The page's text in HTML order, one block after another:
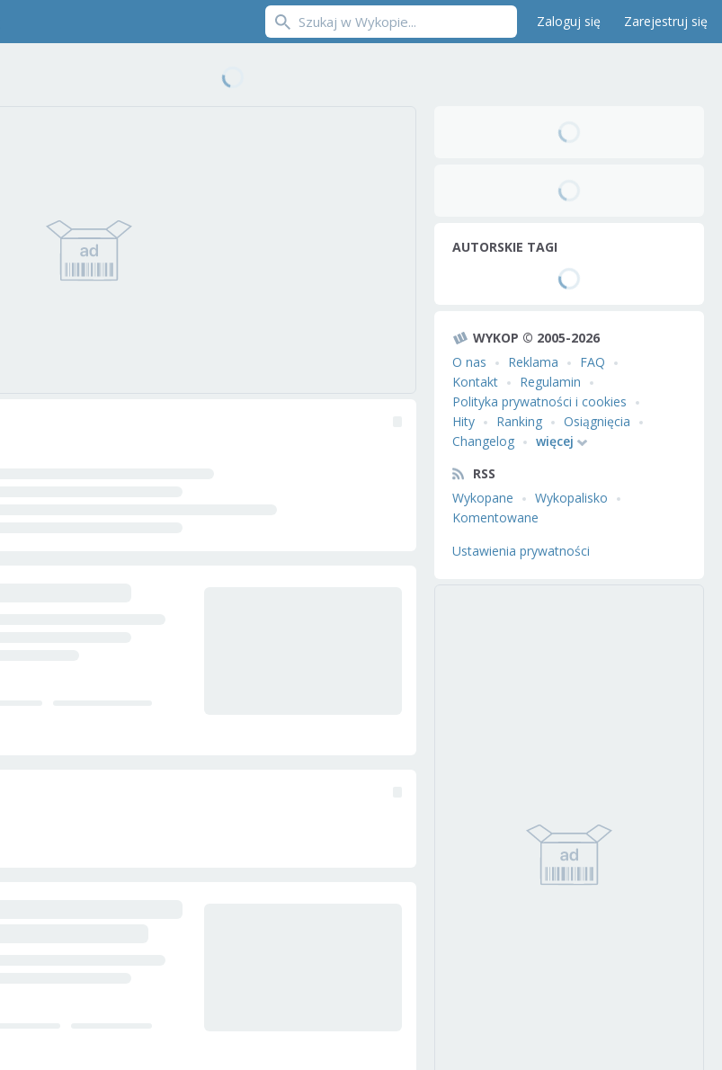
Zaloguj się Zarejestruj się
AUTORSKIE TAGI
WYKOP © 2005-2026
O nas
Reklama
FAQ
Kontakt
Regulamin
Polityka prywatności i cookies
Hity
Ranking
Osiągnięcia
Changelog
więcej
RSS
Wykopane
Wykopalisko
Komentowane
Ustawienia prywatności